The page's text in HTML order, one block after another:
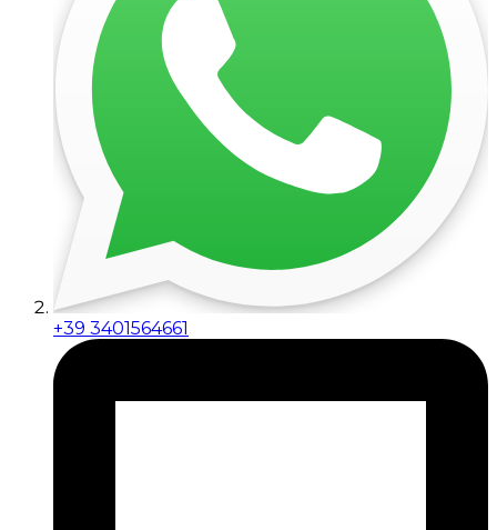
+39 3401564661